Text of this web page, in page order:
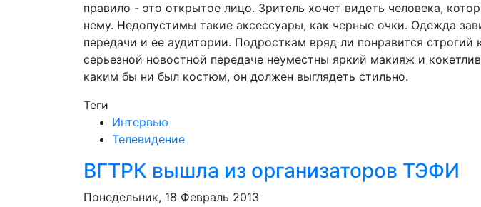
правило - это открытое лицо. Зритель хочет видеть человека,
нему. Недопустимы такие аксессуары, как черные очки. Одежда
передачи и ее аудитории. Подросткам вряд ли понравится строгий
серьезной новостной передаче неуместны яркий макияж и
каким бы ни был костюм, он должен выглядеть стильно.
Теги
Интервью
Телевидение
ВГТРК вышла из организаторов ТЭФИ
Понедельник, 18 Февраль 2013